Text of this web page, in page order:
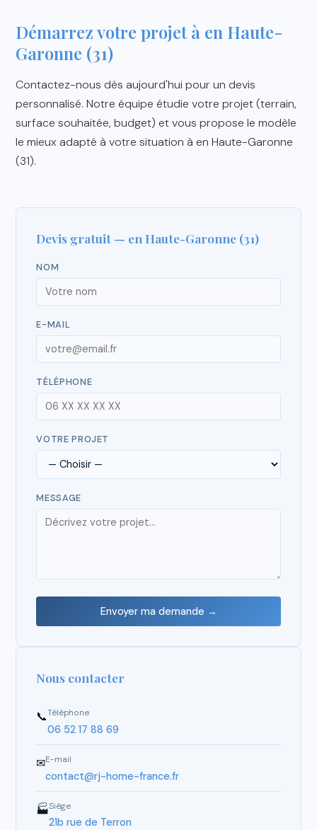
Démarrez votre projet à en Haute-
Garonne (31)
Contactez-nous dès aujourd'hui pour un devis
personnalisé. Notre équipe étudie votre projet (terrain,
surface souhaitée, budget) et vous propose le modèle
le mieux adapté à votre situation à en Haute-Garonne
(31).
Devis gratuit — en Haute-Garonne (31)
NOM
E-MAIL
TÉLÉPHONE
VOTRE PROJET
MESSAGE
Envoyer ma demande →
Nous contacter
📞Téléphone
06 52 17 88 69
✉E-mail
contact@rj-home-france.fr
🏭Siège
21b rue de Terron